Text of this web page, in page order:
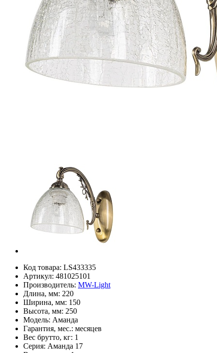
Код товара: LS433335
Артикул: 481025101
Производитель: MW-Light
Длина, мм: 220
Ширина, мм: 150
Высота, мм: 250
Модель: Аманда
Гарантия, мес.: месяцев
Вес брутто, кг: 1
Серия: Аманда 17